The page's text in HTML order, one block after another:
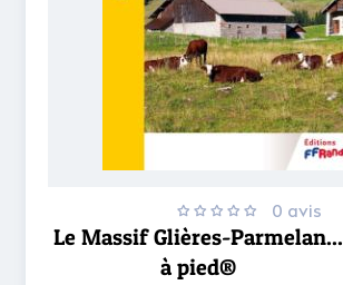
0 avis
Le Massif Glières-Parmelan...
à pied®